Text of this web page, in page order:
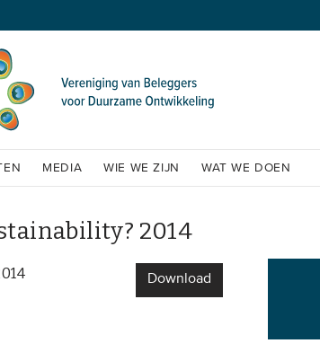
MEDIA WIE WE ZIJN WAT WE DOEN
2014
Download